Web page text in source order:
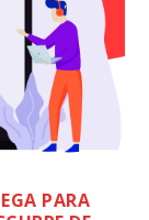
PARA